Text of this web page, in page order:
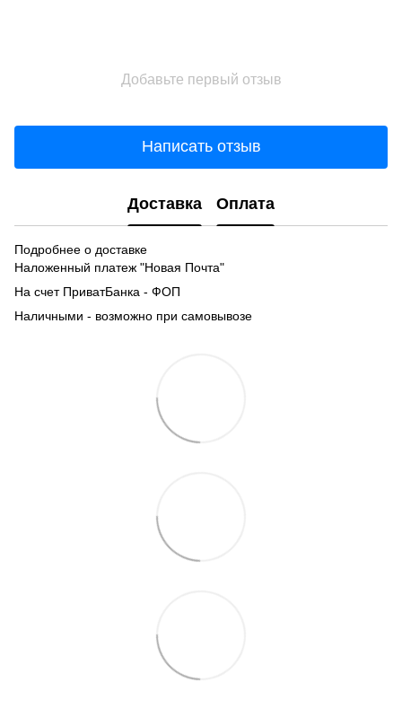
Добавьте первый отзыв
Написать отзыв
Доставка Оплата
Подробнее о доставке
Наложенный платеж "Новая Почта"
На счет ПриватБанка - ФОП
Наличными - возможно при самовывозе